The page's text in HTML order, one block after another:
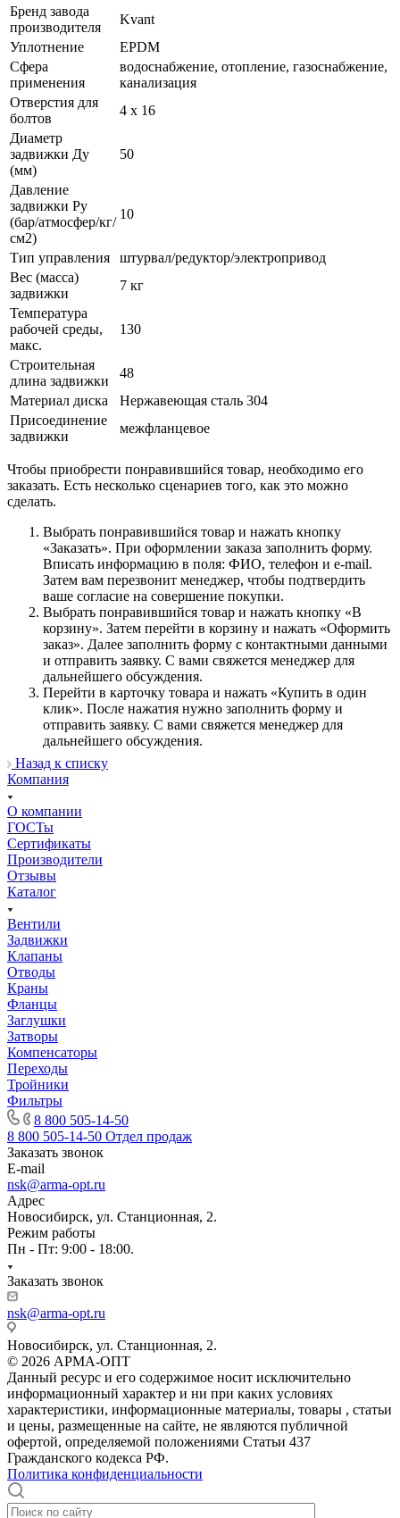
Бренд завода
производителя
Kvant
Уплотнение
EPDM
Сфера
применения
водоснабжение, отопление, газоснабжение,
канализация
Отверстия для
болтов
4 х 16
Диаметр
задвижки Ду
(мм)
50
Давление
задвижки Ру
(бар/атмосфер/кг/
см2)
10
Тип управления
штурвал/редуктор/электропривод
Вес (масса)
задвижки
7 кг
Температура
рабочей среды,
макс.
130
Строительная
длина задвижки
48
Материал диска
Нержавеющая сталь 304
Присоединение
задвижки
межфланцевое
Чтобы приобрести понравившийся товар, необходимо его
заказать. Есть несколько сценариев того, как это можно
сделать.
Выбрать понравившийся товар и нажать кнопку
«Заказать». При оформлении заказа заполнить форму.
Вписать информацию в поля: ФИО, телефон и e-mail.
Затем вам перезвонит менеджер, чтобы подтвердить
ваше согласие на совершение покупки.
Выбрать понравившийся товар и нажать кнопку «В
корзину». Затем перейти в корзину и нажать «Оформить
заказ». Далее заполнить форму с контактными данными
и отправить заявку. С вами свяжется менеджер для
дальнейшего обсуждения.
Перейти в карточку товара и нажать «Купить в один
клик». После нажатия нужно заполнить форму и
отправить заявку. С вами свяжется менеджер для
дальнейшего обсуждения.
Назад к списку
Компания
О компании
ГОСТы
Сертификаты
Производители
Отзывы
Каталог
Вентили
Задвижки
Клапаны
Отводы
Краны
Фланцы
Заглушки
Затворы
Компенсаторы
Переходы
Тройники
Фильтры
8 800 505-14-50
8 800 505-14-50 Отдел продаж
Заказать звонок
E-mail
nsk@arma-opt.ru
Адрес
Новосибирск, ул. Станционная, 2.
Режим работы
Пн - Пт: 9:00 - 18:00.
Заказать звонок
nsk@arma-opt.ru
Новосибирск, ул. Станционная, 2.
© 2026 АРМА-ОПТ
Данный ресурс и его содержимое носит исключительно
информационный характер и ни при каких условиях
характеристики, информационные материалы, товары , статьи
и цены, размещенные на сайте, не являются публичной
офертой, определяемой положениями Статьи 437
Гражданского кодекса РФ.
Политика конфиденциальности